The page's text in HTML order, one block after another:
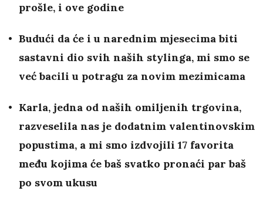
prošle, i ove godine
Budući da će i u narednim mjesecima biti
sastavni dio svih naših stylinga, mi smo se
već bacili u potragu za novim mezimicama
Karla, jedna od naših omiljenih trgovina,
razveselila nas je dodatnim valentinovskim
popustima, a mi smo izdvojili 17 favorita
među kojima će baš svatko pronaći par baš
po svom ukusu